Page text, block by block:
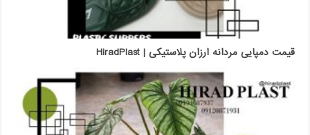
قیمت دمپایی مردانه ارزان پلاستیکی | HiradPlast